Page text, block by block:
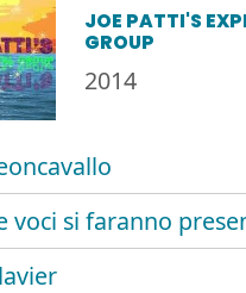
JOE PATTI'S
GROUP
2014
voci si faranno